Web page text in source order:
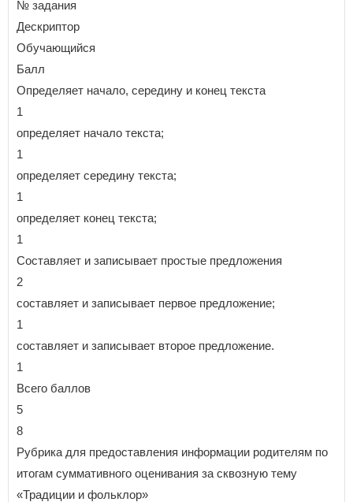
№ задания
Дескриптор
Обучающийся
Балл
Определяет начало, середину и конец текста
1
определяет начало текста;
1
определяет середину текста;
1
определяет конец текста;
1
Составляет и записывает простые предложения
2
составляет и записывает первое предложение;
1
составляет и записывает второе предложение.
1
Всего баллов
5
8
Рубрика для предоставления информации родителям по
итогам суммативного оценивания за сквозную тему
«Традиции и фольклор»